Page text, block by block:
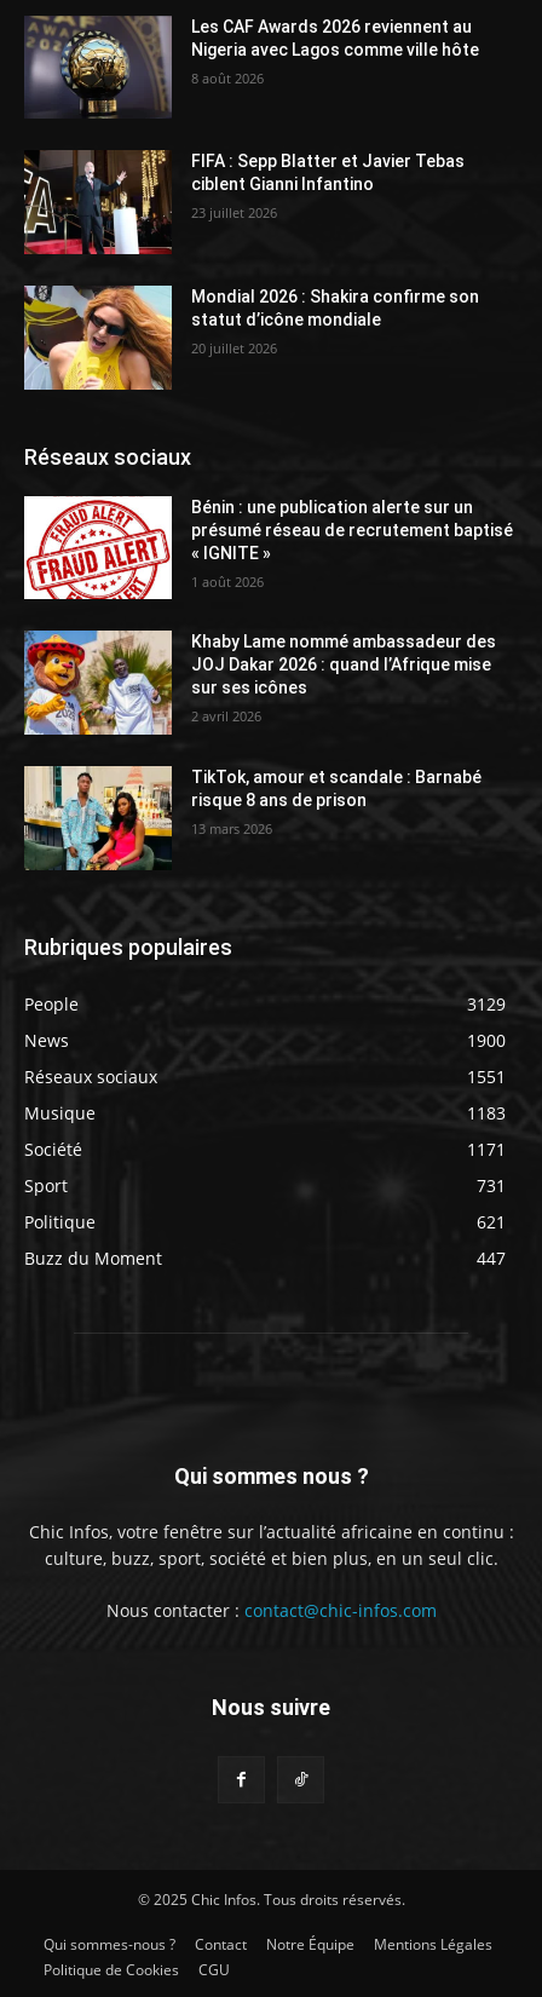
Les CAF Awards 2026 reviennent au
Nigeria avec Lagos comme ville hôte
8 août 2026
FIFA : Sepp Blatter et Javier Tebas
ciblent Gianni Infantino
23 juillet 2026
Mondial 2026 : Shakira confirme son
statut d’icône mondiale
20 juillet 2026
Réseaux sociaux
Bénin : une publication alerte sur un
présumé réseau de recrutement baptisé
« IGNITE »
1 août 2026
Khaby Lame nommé ambassadeur des
JOJ Dakar 2026 : quand l’Afrique mise
sur ses icônes
2 avril 2026
TikTok, amour et scandale : Barnabé
risque 8 ans de prison
13 mars 2026
Rubriques populaires
People
3129
News
1900
Réseaux sociaux
1551
Musique
1183
Société
1171
Sport
731
Politique
621
Buzz du Moment
447
Qui sommes nous ?
Chic Infos, votre fenêtre sur l’actualité africaine en continu :
culture, buzz, sport, société et bien plus, en un seul clic.
Nous contacter : contact@chic-infos.com
Nous suivre
© 2025 Chic Infos. Tous droits réservés.
Qui sommes-nous ? Contact Notre Équipe
Mentions Légales
Politique de Cookies
CGU